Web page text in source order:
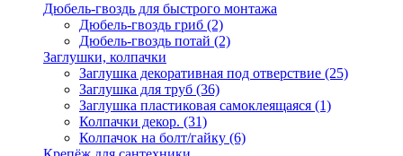
Дюбель-гвоздь для быстрого монтажа
Дюбель-гвоздь гриб (2)
Дюбель-гвоздь потай (2)
Заглушки, колпачки
Заглушка декоративная под отверствие (25)
Заглушка для труб (36)
Заглушка пластиковая самоклеящаяся (1)
Колпачки декор. (31)
Колпачок на болт/гайку (6)